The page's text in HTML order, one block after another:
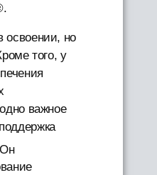
освоении, но
того, у
важное